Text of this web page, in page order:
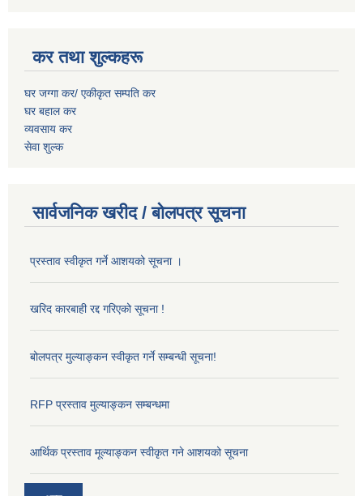
कर तथा शुल्कहरू
घर जग्गा कर/ एकीकृत सम्पति कर
घर बहाल कर
व्यवसाय कर
सेवा शुल्क
सार्वजनिक खरीद / बोलपत्र सूचना
प्रस्ताव स्वीकृत गर्ने आशयको सूचना ।
खरिद कारबाही रद्द गरिएको सूचना !
बोलपत्र मुल्याङ्कन स्वीकृत गर्ने सम्बन्धी सूचना!
RFP प्रस्ताव मुल्याङ्कन सम्बन्धमा
आर्थिक प्रस्ताव मूल्याङ्कन स्वीकृत गने आशयको सूचना